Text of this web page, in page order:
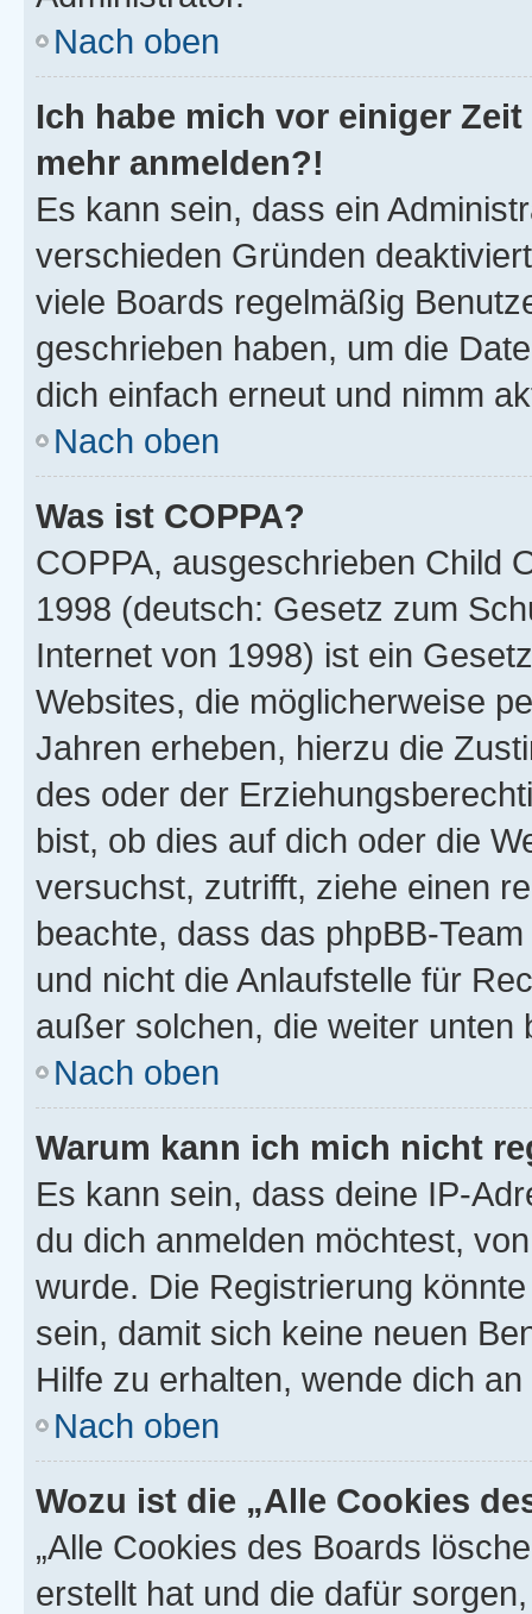
Nach oben
Ich habe mich vor einiger
mehr anmelden?!
Es kann sein, dass ein
verschieden Gründen
viele Boards regelmäßig
geschrieben haben, um die
dich einfach erneut und nimm
Nach oben
Was ist COPPA?
COPPA, ausgeschrieben Child
1998 (deutsch: Gesetz zum
Internet von 1998) ist ein
Websites, die möglicherweise
Jahren erheben, hierzu die
des oder der
bist, ob dies auf dich oder die
versuchst, zutrifft, ziehe einen
beachte, dass das phpBB-
und nicht die Anlaufstelle für
außer solchen, die weiter unten
Nach oben
Warum kann ich mich nicht
Es kann sein, dass deine IP-
du dich anmelden möchtest,
wurde. Die Registrierung
sein, damit sich keine neuen
Hilfe zu erhalten, wende dich
Nach oben
Wozu ist die „Alle Cookies
„Alle Cookies des Boards
erstellt hat und die dafür